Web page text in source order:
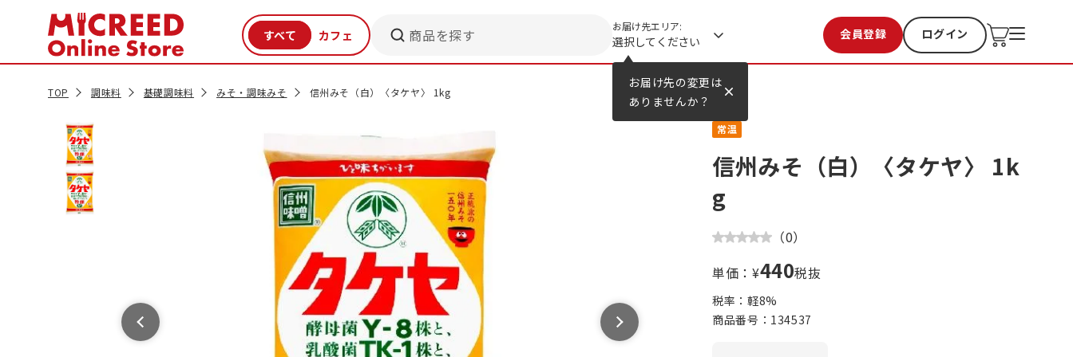
お届け先の変更は
ありませんか？
商品を探す お届け先エリア:
選択してください 会員登録 ログイン
お気に入り 過去購入
TOP 調味料 基礎調味料 みそ・調味みそ 信州みそ（白）〈タケヤ〉 1kg
常温
信州みそ（白）〈タケヤ〉 1k
g
（0）
単価：¥440税抜
税率：軽8%
商品番号： 134537